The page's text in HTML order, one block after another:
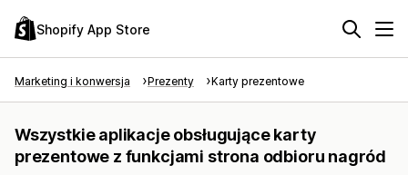
Shopify App Store
Marketing i konwersja Prezenty Karty prezentowe
Wszystkie aplikacje obsługujące karty
prezentowe z funkcjami strona odbioru nagród